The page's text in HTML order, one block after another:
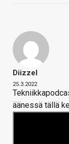
Diizzel
25.3.2022
äänessä tällä